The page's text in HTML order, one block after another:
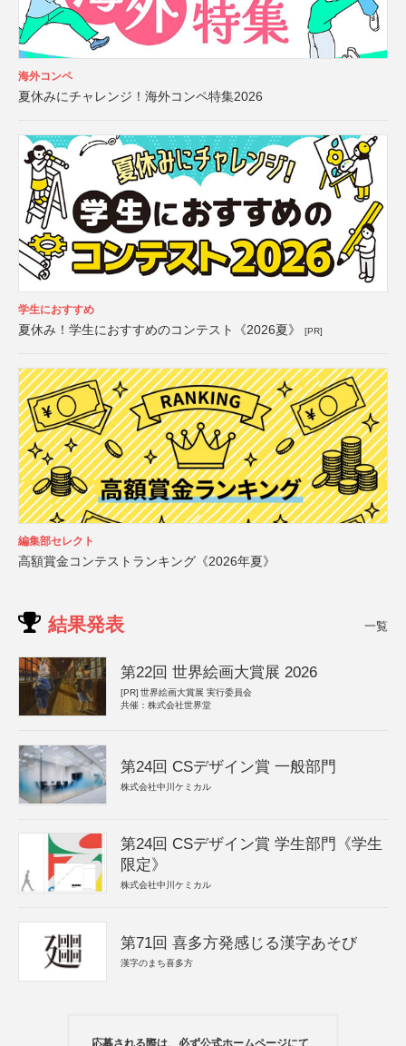
海外コンペ
夏休みにチャレンジ！海外コンペ特集2026
学生におすすめ
夏休み！学生におすすめのコンテスト《2026夏》 [PR]
編集部セレクト
高額賞金コンテストランキング《2026年夏》
結果発表 一覧
第22回 世界絵画大賞展 2026
[PR] 世界絵画大賞展 実行委員会
共催：株式会社世界堂
第24回 CSデザイン賞 一般部門
株式会社中川ケミカル
第24回 CSデザイン賞 学生部門《学生
限定》
株式会社中川ケミカル
第71回 喜多方発感じる漢字あそび
漢字のまち喜多方
応募される際は、必ず公式ホームページにて